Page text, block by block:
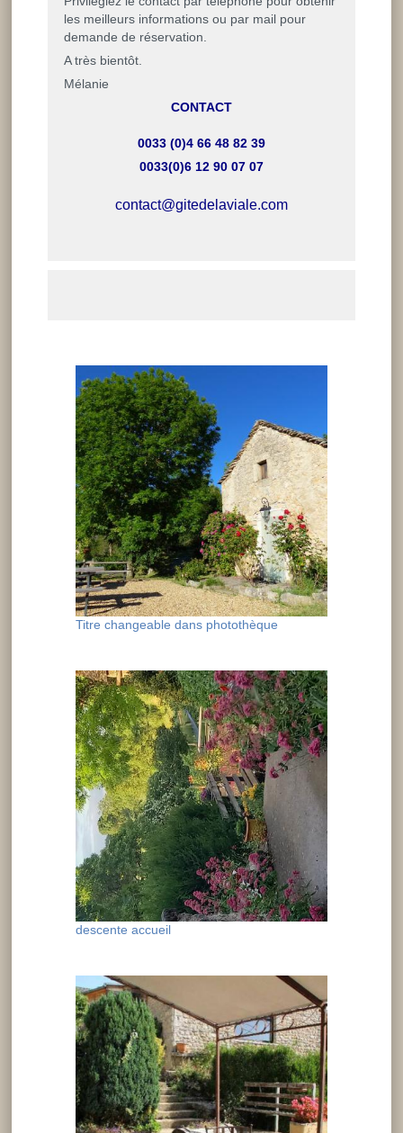
les meilleurs informations ou par mail pour
demande de réservation.
A très bientôt.
Mélanie
CONTACT
0033 (0)4 66 48 82 39
0033(0)6 12 90 07 07
contact@gitedelaviale.com
Titre changeable dans photothèque
descente accueil